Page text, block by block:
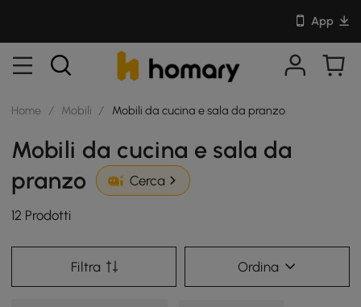
App
Home / Mobili / Mobili da cucina e sala da pranzo
Mobili da cucina e sala da
pranzo
Cerca
12 Prodotti
Filtra Ordina